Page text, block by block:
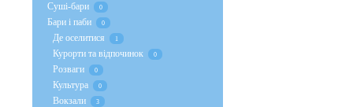
Суші-бари 0
Бари і паби 0
Де оселитися 1
Курорти та відпочинок 0
Розваги 0
Культура 0
Вокзали 3